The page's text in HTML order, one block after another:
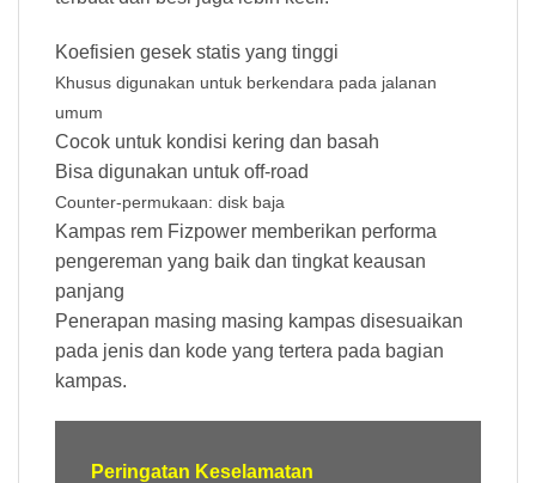
Koefisien gesek statis yang tinggi
Khusus digunakan untuk berkendara pada jalanan
umum
Cocok untuk kondisi kering dan basah
Bisa digunakan untuk off-road
Counter-permukaan: disk baja
Kampas rem Fizpower memberikan performa
pengereman yang baik dan tingkat keausan
panjang
Penerapan masing masing kampas disesuaikan
pada jenis dan kode yang tertera pada bagian
kampas.
Peringatan Keselamatan